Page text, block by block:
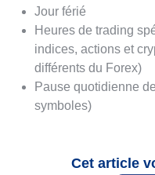
Jour férié
Heures de trading
indices, actions et
différents du Forex)
Pause quotidienne
symboles)
Cet article